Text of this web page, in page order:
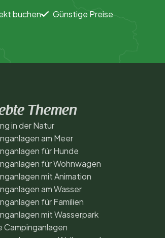
buchen Günstige Preise
Themen
in der Natur
am Meer
für Hunde
für Wohnwagen
mit Animation
am Wasser
für Familien
mit Wasserpark
Campinganlagen